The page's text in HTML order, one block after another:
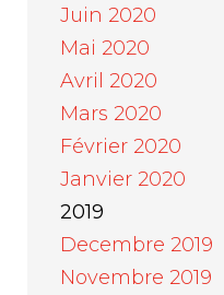
Juin 2020
Mai 2020
Avril 2020
Mars 2020
Février 2020
Janvier 2020
2019
Decembre 2019
Novembre 2019